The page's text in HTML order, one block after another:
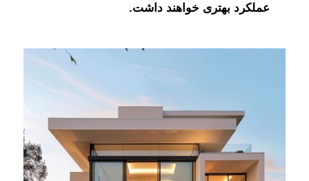
عملکرد بهتری خواهند داشت.